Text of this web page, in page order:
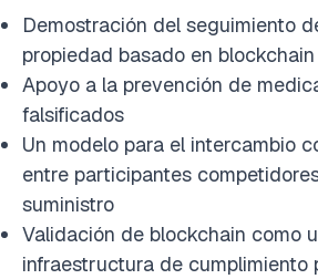
Demostración del seguimiento
propiedad basado en blockchain
Apoyo a la prevención de
falsificados
Un modelo para el intercambio
entre participantes
suministro
Validación de blockchain como
infraestructura de cumplimiento